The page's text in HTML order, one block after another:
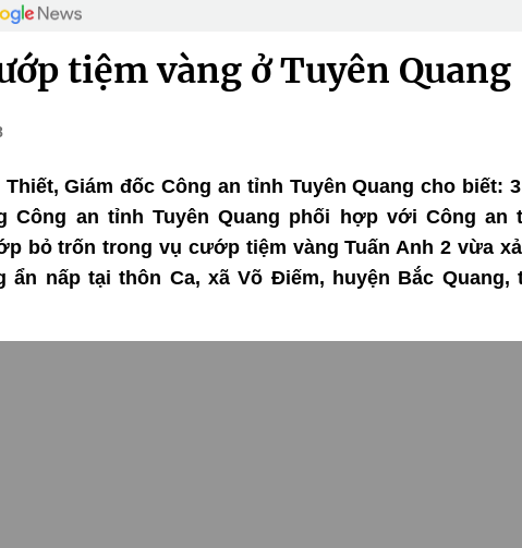
tiệm vàng ở Tuyên Quang
Giám đốc Công an tỉnh Tuyên Quang cho biết:
Công an tỉnh Tuyên Quang phối hợp với Công an
bỏ trốn trong vụ cướp tiệm vàng Tuấn Anh 2 vừa
ẩn nấp tại thôn Ca, xã Võ Điếm, huyện Bắc Quang,